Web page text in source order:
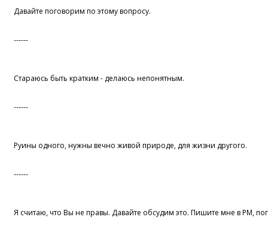
Давайте поговорим по этому вопросу.
------
Стараюсь быть кратким - делаюсь непонятным.
------
Руины одного, нужны вечно живой природе, для жизни другого.
------
Я считаю, что Вы не правы. Давайте обсудим это. Пишите мне в PM,